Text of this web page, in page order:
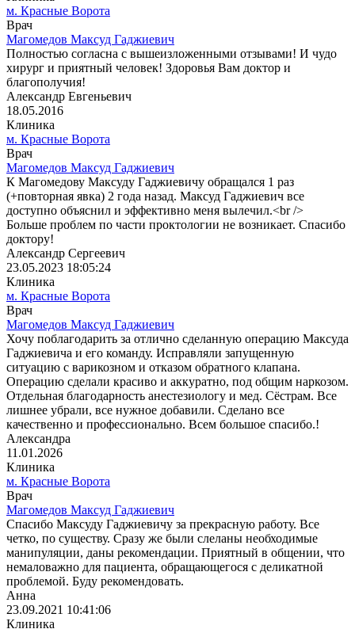
м. Красные Ворота
Врач
Магомедов Максуд Гаджиевич
Полностью согласна с вышеизложенными отзывами! И чудо
хирург и приятный человек! Здоровья Вам доктор и
благополучия!
Александр Евгеньевич
18.05.2016
Клиника
м. Красные Ворота
Врач
Магомедов Максуд Гаджиевич
К Магомедову Максуду Гаджиевичу обращался 1 раз
(+повторная явка) 2 года назад. Максуд Гаджиевич все
доступно объяснил и эффективно меня вылечил.<br />
Больше проблем по части проктологии не возникает. Спасибо
доктору!
Александр Сергеевич
23.05.2023 18:05:24
Клиника
м. Красные Ворота
Врач
Магомедов Максуд Гаджиевич
Хочу поблагодарить за отлично сделанную операцию Максуда
Гаджиевича и его команду. Исправляли запущенную
ситуацию с варикозном и отказом обратного клапана.
Операцию сделали красиво и аккуратно, под общим наркозом.
Отдельная благодарность анестезиологу и мед. Сёстрам. Все
лишнее убрали, все нужное добавили. Сделано все
качественно и профессионально. Всем большое спасибо.!
Александра
11.01.2026
Клиника
м. Красные Ворота
Врач
Магомедов Максуд Гаджиевич
Спасибо Максуду Гаджиевичу за прекрасную работу. Все
четко, по существу. Сразу же были слеланы необходимые
манипуляции, даны рекомендации. Приятный в общении, что
немаловажно для пациента, обращающегося с деликатной
проблемой. Буду рекомендовать.
Анна
23.09.2021 10:41:06
Клиника